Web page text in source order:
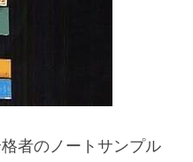
者のノートサンプル